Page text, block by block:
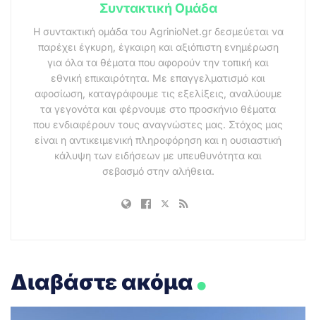
Συντακτική Ομάδα
Η συντακτική ομάδα του AgrinioNet.gr δεσμεύεται να
παρέχει έγκυρη, έγκαιρη και αξιόπιστη ενημέρωση
για όλα τα θέματα που αφορούν την τοπική και
εθνική επικαιρότητα. Με επαγγελματισμό και
αφοσίωση, καταγράφουμε τις εξελίξεις, αναλύουμε
τα γεγονότα και φέρνουμε στο προσκήνιο θέματα
που ενδιαφέρουν τους αναγνώστες μας. Στόχος μας
είναι η αντικειμενική πληροφόρηση και η ουσιαστική
κάλυψη των ειδήσεων με υπευθυνότητα και
σεβασμό στην αλήθεια.
Διαβάστε ακόμα.